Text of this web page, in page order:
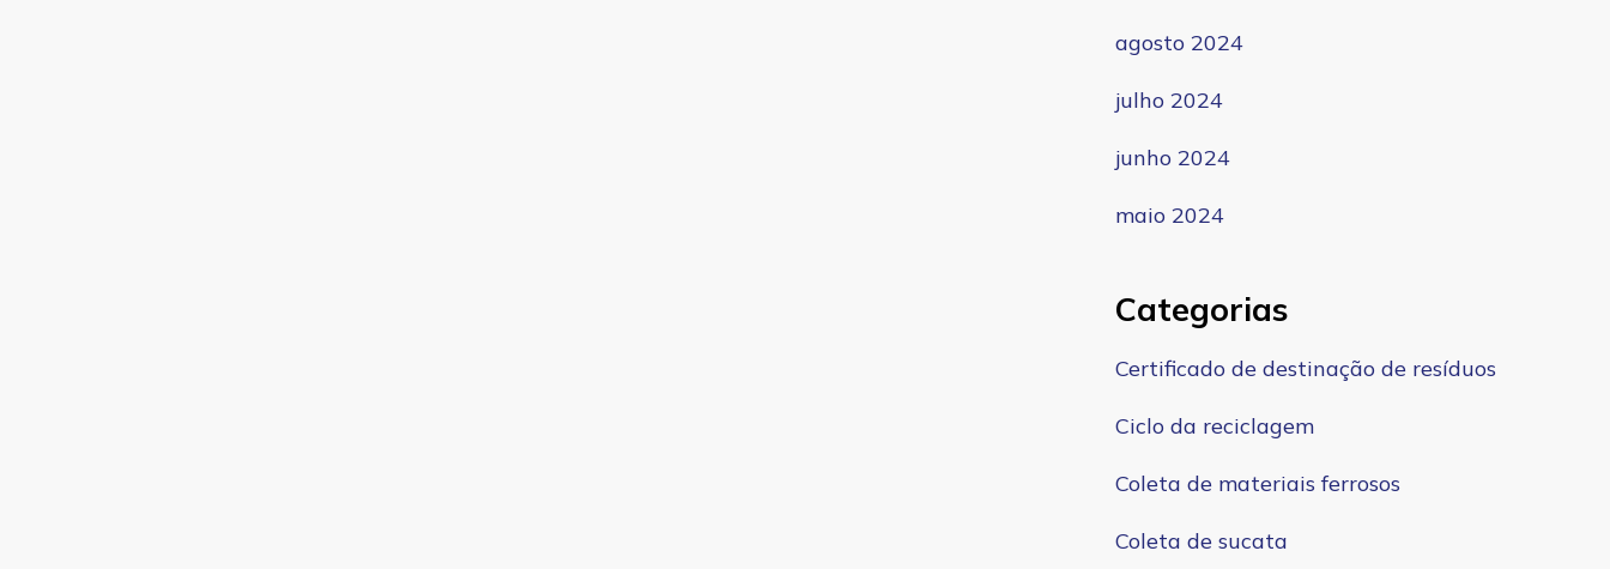
agosto 2024
julho 2024
junho 2024
maio 2024
Categorias
Certificado de destinação de resíduos
Ciclo da reciclagem
Coleta de materiais ferrosos
Coleta de sucata